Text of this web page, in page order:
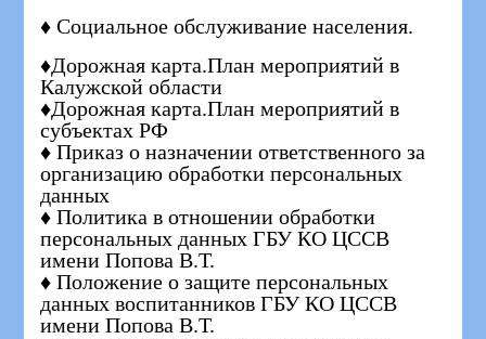
♦ Социальное обслуживание населения.
♦Дорожная карта.План мероприятий в
Калужской области
♦Дорожная карта.План мероприятий в
субъектах РФ
♦ Приказ о назначении ответственного за
организацию обработки персональных
данных
♦ Политика в отношении обработки
персональных данных ГБУ КО ЦССВ
имени Попова В.Т.
♦ Положение о защите персональных
данных воспитанников ГБУ КО ЦССВ
имени Попова В.Т.